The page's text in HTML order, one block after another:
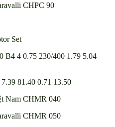
CHPC 90
Set
B4 4 0.75 230/400 1.79 5.04
81.40 0.71 13.50
Nam CHMR 040
CHMR 050